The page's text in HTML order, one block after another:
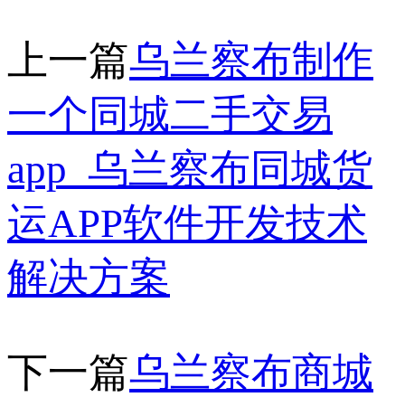
上一篇乌兰察布制作
一个同城二手交易
app_乌兰察布同城货
运APP软件开发技术
解决方案
下一篇乌兰察布商城